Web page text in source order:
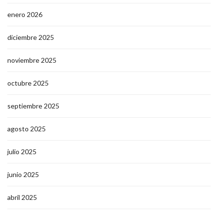
enero 2026
diciembre 2025
noviembre 2025
octubre 2025
septiembre 2025
agosto 2025
julio 2025
junio 2025
abril 2025